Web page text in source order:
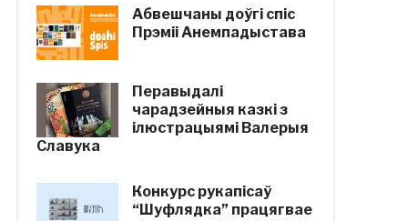
Абвешчаны доўгі спіс
Прэміі Анемпадыстава
Перавыдалі
чарадзейныя казкі з
ілюстрацыямі Валерыя
Славука
Конкурс рукапісаў
“Шуфлядка” працягвае